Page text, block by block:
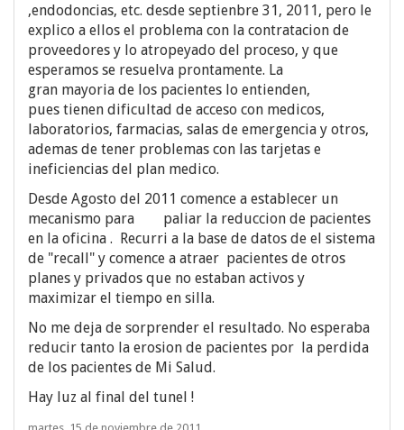
,endodoncias, etc. desde septienbre 31, 2011, pero le
explico a ellos el problema con la contratacion de
proveedores y lo atropeyado del proceso, y que
esperamos se resuelva prontamente. La
gran mayoria de los pacientes lo entienden,
pues tienen dificultad de acceso con medicos,
laboratorios, farmacias, salas de emergencia y otros,
ademas de tener problemas con las tarjetas e
ineficiencias del plan medico.
Desde Agosto del 2011 comence a establecer un
mecanismo para paliar la reduccion de pacientes
en la oficina . Recurri a la base de datos de el sistema
de "recall" y comence a atraer pacientes de otros
planes y privados que no estaban activos y
maximizar el tiempo en silla.
No me deja de sorprender el resultado. No esperaba
reducir tanto la erosion de pacientes por la perdida
de los pacientes de Mi Salud.
Hay luz al final del tunel !